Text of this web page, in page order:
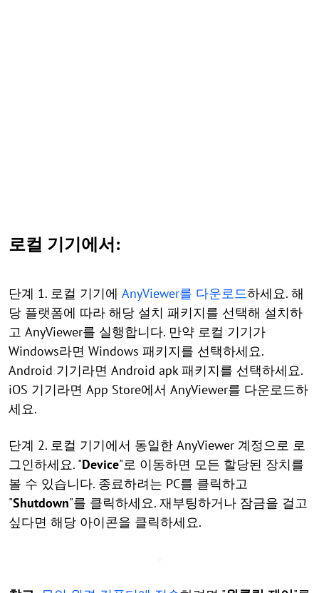
로컬 기기에서:
단계 1. 로컬 기기에 AnyViewer를 다운로드하세요. 해
당 플랫폼에 따라 해당 설치 패키지를 선택해 설치하
고 AnyViewer를 실행합니다. 만약 로컬 기기가
Windows라면 Windows 패키지를 선택하세요.
Android 기기라면 Android apk 패키지를 선택하세요.
iOS 기기라면 App Store에서 AnyViewer를 다운로드하
세요.
단계 2. 로컬 기기에서 동일한 AnyViewer 계정으로 로
그인하세요. "Device"로 이동하면 모든 할당된 장치를
볼 수 있습니다. 종료하려는 PC를 클릭하고
"Shutdown"를 클릭하세요. 재부팅하거나 잠금을 걸고
싶다면 해당 아이콘을 클릭하세요.